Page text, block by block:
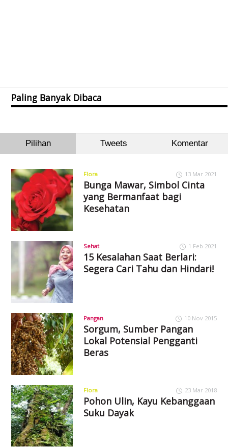
Paling Banyak Dibaca
Pilihan Tweets Komentar
Flora 13 Mar 2021
Bunga Mawar, Simbol Cinta
yang Bermanfaat bagi
Kesehatan
Sehat 1 Feb 2021
15 Kesalahan Saat Berlari:
Segera Cari Tahu dan Hindari!
Pangan 10 Nov 2015
Sorgum, Sumber Pangan
Lokal Potensial Pengganti
Beras
Flora 23 Mar 2018
Pohon Ulin, Kayu Kebanggaan
Suku Dayak